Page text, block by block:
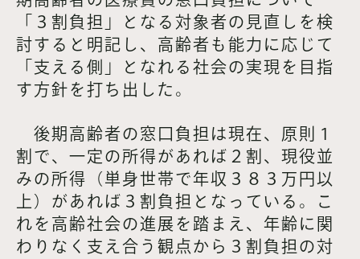
「３割負担」となる対象者の見直しを検
討すると明記し、高齢者も能力に応じて
「支える側」となれる社会の実現を目指
す方針を打ち出した。
後期高齢者の窓口負担は現在、原則１
割で、一定の所得があれば２割、現役並
みの所得（単身世帯で年収３８３万円以
上）があれば３割負担となっている。こ
れを高齢社会の進展を踏まえ、年齢に関
わりなく支え合う観点から３割負担の対